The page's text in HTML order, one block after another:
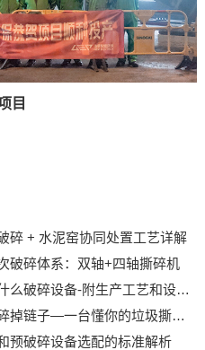
目
碎 + 水泥窑协同处置工艺详解
破碎体系：双轴+四轴撕碎机
用桉木做生物质燃料应该使用什么破碎设备-附生产工艺和设备配置
生活垃圾资源化别再让前端破碎掉链子—一台懂你的垃圾撕碎机
预破碎设备选配的标准解析